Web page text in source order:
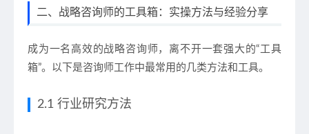
二、战略咨询师的工具箱：实操方法与经验分享
成为一名高效的战略咨询师，离不开一套强大的“工具
箱”。以下是咨询师工作中最常用的几类方法和工具。
2.1 行业研究方法